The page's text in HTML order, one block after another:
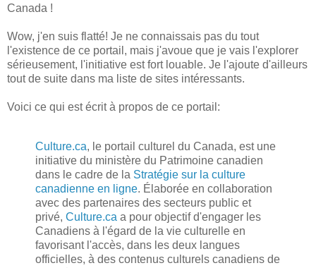
Canada !
Wow, j'en suis flatté! Je ne connaissais pas du tout
l'existence de ce portail, mais j'avoue que je vais l'explorer
sérieusement, l'initiative est fort louable. Je l'ajoute d'ailleurs
tout de suite dans ma liste de sites intéressants.
Voici ce qui est écrit à propos de ce portail:
Culture.ca, le portail culturel du Canada, est une
initiative du ministère du Patrimoine canadien
dans le cadre de la Stratégie sur la culture
canadienne en ligne. Élaborée en collaboration
avec des partenaires des secteurs public et
privé, Culture.ca a pour objectif d'engager les
Canadiens à l'égard de la vie culturelle en
favorisant l'accès, dans les deux langues
officielles, à des contenus culturels canadiens de